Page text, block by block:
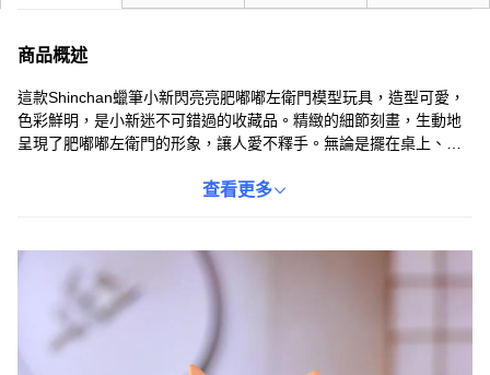
商品概述
這款Shinchan蠟筆小新閃亮亮肥嘟嘟左衛門模型玩具，造型可愛，
色彩鮮明，是小新迷不可錯過的收藏品。精緻的細節刻畫，生動地
呈現了肥嘟嘟左衛門的形象，讓人愛不釋手。無論是擺在桌上、架
DIY的樂趣，激發無限的創意與想像力。快來將這款療癒又可愛的模
查看更多